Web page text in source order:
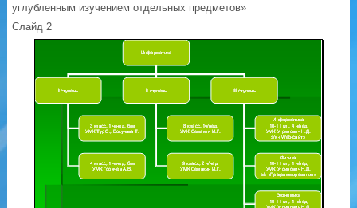
углубленным изучением отдельных предметов»
Слайд 2